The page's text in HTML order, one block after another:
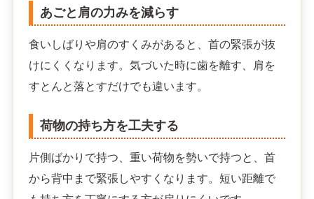
あごと肩の力みを減らす
食いしばりや肩のすくみがあると、首の緊張が抜
けにくくなります。気づいた時に歯を離す、肩を
すとんと落とすだけでも違います。
荷物の持ち方を工夫する
片側ばかりで持つ、重い荷物を勢いで持つと、首
から背中まで緊張しやすくなります。短い距離で